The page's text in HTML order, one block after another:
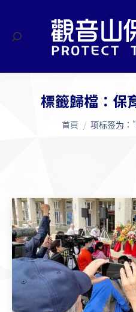
搜
標籤歸檔： 保
您在這裡：
首頁 项标签为：